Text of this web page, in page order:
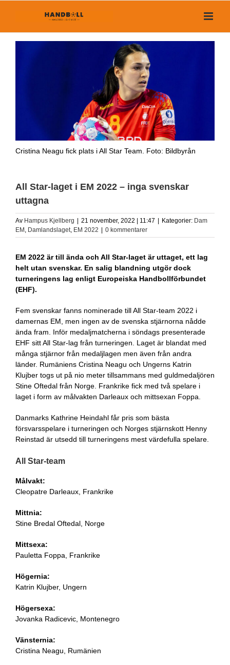
Cristina Neagu fick plats i All Star Team. Foto: Bildbyrån
All Star-laget i EM 2022 – inga svenskar
uttagna
Av Hampus Kjellberg | 21 november, 2022 | 11:47 | Kategorier: Dam
EM Damlandslaget EM 2022 | 0 kommentarer
EM 2022 är till ända och All Star-laget är uttaget, ett lag
helt utan svenskar. En salig blandning utgör dock
turneringens lag enligt Europeiska Handbollförbundet
(EHF).
Fem svenskar fanns nominerade till All Star-team 2022 i
damernas EM, men ingen av de svenska stjärnorna nådde
ända fram. Inför medaljmatcherna i söndags presenterade
EHF sitt All Star-lag från turneringen. Laget är blandat med
många stjärnor från medaljlagen men även från andra
länder. Rumäniens Cristina Neagu och Ungerns Katrin
Klujber togs ut på nio meter tillsammans med guldmedaljören
Stine Oftedal från Norge. Frankrike fick med två spelare i
laget i form av målvakten Darleaux och mittsexan Foppa.
Danmarks Kathrine Heindahl får pris som bästa
försvarsspelare i turneringen och Norges stjärnskott Henny
Reinstad är utsedd till turneringens mest värdefulla spelare.
All Star-team
Målvakt:
Cleopatre Darleaux, Frankrike
Mittnia:
Stine Bredal Oftedal, Norge
Mittsexa:
Pauletta Foppa, Frankrike
Högernia:
Katrin Klujber, Ungern
Högersexa:
Jovanka Radicevic, Montenegro
Vänsternia:
Cristina Neagu, Rumänien